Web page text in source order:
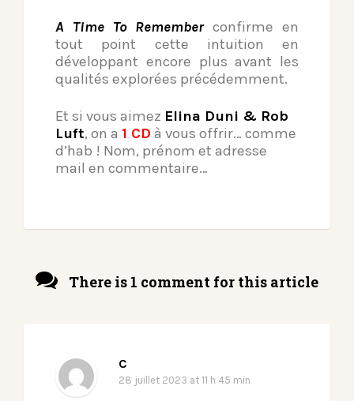
A Time To Rememberconfirme en
tout point cette intuition en
développant encore plus avant les
qualités explorées précédemment.
Et si vous aimez Elina Duni & Rob
Luft, on a 1 CD à vous offrir… comme
d’hab ! Nom, prénom et adresse
mail en commentaire…
There is 1 comment for this article
C
28 juillet 2023 at 11 h 45 min